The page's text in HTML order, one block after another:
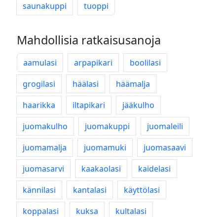
saunakuppi
tuoppi
Mahdollisia ratkaisusanoja
aamulasi arpapikari
boolilasi
grogilasi
häälasi
häämalja
haarikka
iltapikari
jääkulho
juomakulho
juomakuppi
juomaleili
juomamalja
juomamuki
juomasaavi
juomasarvi
kaakaolasi
kaidelasi
kännilasi
kantalasi
käyttölasi
koppalasi
kuksa
kultalasi